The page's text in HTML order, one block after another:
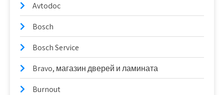
Avtodoc
Bosch
Bosch Service
Bravo, магазин дверей и ламината
Burnout